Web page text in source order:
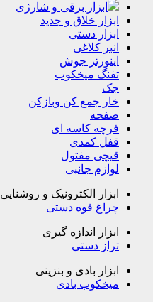
ابزار برقی و شارژی
ابزار خلاق و جدید
ابزار دستی
انبر کلاغی
اینورتر جوش
تفنگ میخکوب
جک
خار جمع کن وبازکن
صفحه
فرچه کاسه ای
قفل کمدی
قیچی مفتول
لوازم جانبی
ابزار الکترونیک و روشنایی
چراغ قوه دستی
ابزار اندازه گیری
تراز دستی
ابزار بادی و بنزینی
میخکوب بادی